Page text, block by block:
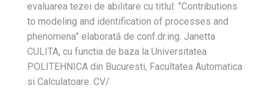
evaluarea tezei de abilitare cu titlul: ”Contributions
to modeling and identification of processes and
phenomena” elaborată de conf.dr.ing. Janetta
CULITA, cu functia de baza la Universitatea
POLITEHNICA din Bucuresti, Facultatea Automatica
si Calculatoare. CV/